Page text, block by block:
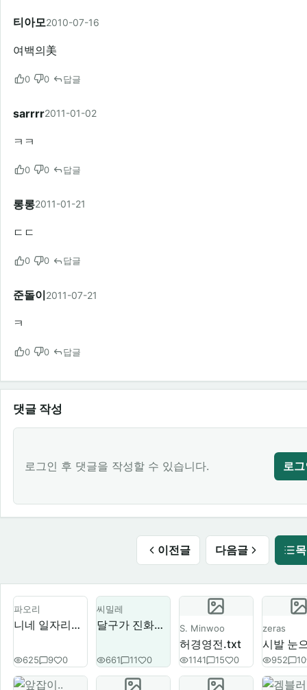
티아모2010-07-16
여백의美
0 0 답글
sarrrr2011-01-02
ㅋㅋ
0 0 답글
롱롱2011-01-21
ㄷㄷ
0 0 답글
준돌이2011-07-21
ㅋ
0 0 답글
댓글 작성
로그인 후 댓글을 작성할 수 있습니다. 로
이전글 다음글
파오리
니네 일자리는 구햇냐?
625 9 0
씨밀레
달구가 진화하면
661 11 0
S. Minwoo
허경영전.txt
1141 15 0
zeras
952 10